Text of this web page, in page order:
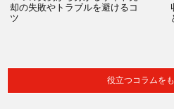
却の失敗やトラブルを避けるコ
ツ
役立つコラムを